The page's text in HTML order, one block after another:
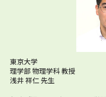
東京大学
理学部 物理学科 教授
浅井 祥仁 先生